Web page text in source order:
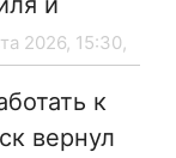
2026, 15:30,
к
вернул